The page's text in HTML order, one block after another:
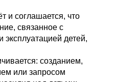
и соглашается, что
связанное с
детей,
созданием,
или запросом